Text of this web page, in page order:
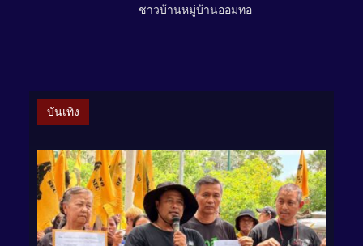
ชาวบ้านหมู่บ้านออมทอ
บันเทิง